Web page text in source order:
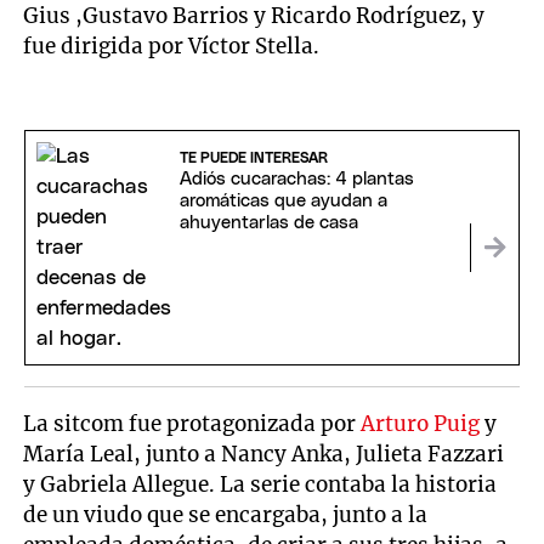
Gius ,Gustavo Barrios y Ricardo Rodríguez, y
fue dirigida por Víctor Stella.
TE PUEDE INTERESAR
Adiós cucarachas: 4 plantas
aromáticas que ayudan a
ahuyentarlas de casa
La sitcom fue protagonizada porArturo Puigy
María Leal, junto a Nancy Anka, Julieta Fazzari
y Gabriela Allegue. La serie contaba la historia
de un viudo que se encargaba, junto a la